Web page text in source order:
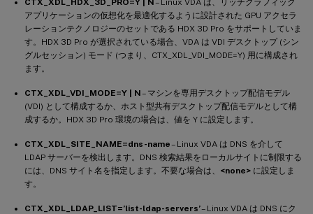
アプリケーションの仮想化を最適化するように設計された GPU アクセラ
レーションテクノロジーのセットである HDX 3D Pro をサポートしていま
す。HDX 3D Pro が選択されている場合、VDA は VDI デスクトップ (シン
グルセッション) モード (つまり、CTX_XDL_VDI_MODE=Y) 用に構成され
ます。
CTX_XDL_VDI_MODE=Y | N– マシンを専用デスクトップ配信モデル
(VDI) として構成するか、ホスト型共有デスクトップ配信モデルとして構
成するか。HDX 3D Pro 環境の場合は、値を Y に設定します。
CTX_XDL_SITE_NAME=dns-name– Linux VDA は DNS を介して
LDAP サーバーを検出します。DNS 検索結果をローカルサイトに制限する
には、DNS サイト名を指定します。不要な場合は、 <none> に設定しま
す。
CTX_XDL_LDAP_LIST=’list-ldap-servers’– Linux VDA は DNS にク